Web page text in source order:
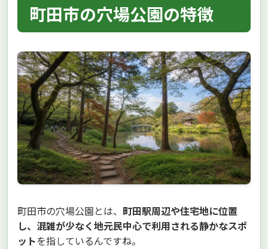
町田市の穴場公園の特徴
町田市の穴場公園とは、 町田駅周辺や住宅地に位置
し、混雑が少なく地元民中心で利用される静かなスポ
ットを指しているんですね。